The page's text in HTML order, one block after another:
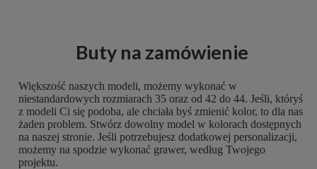
Buty na zamówienie
Większość naszych modeli, możemy wykonać w
niestandardowych rozmiarach 35 oraz od 42 do 44. Jeśli, któryś
z modeli Ci się podoba, ale chciała byś zmienić kolor, to dla nas
żaden problem. Stwórz dowolny model w kolorach dostępnych
na naszej stronie. Jeśli potrzebujesz dodatkowej personalizacji,
możemy na spodzie wykonać grawer, według Twojego
projektu.